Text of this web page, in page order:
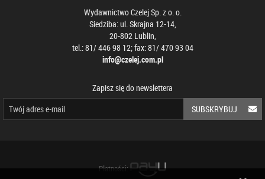
Wydawnictwo Czelej Sp. z o. o.
Siedziba: ul. Skrajna 12-14,
20-802 Lublin,
tel.: 81/ 446 98 12; fax: 81/ 470 93 04
info@czelej.com.pl
Zapisz się do newslettera
SUBSKRYBUJ
Płatności: